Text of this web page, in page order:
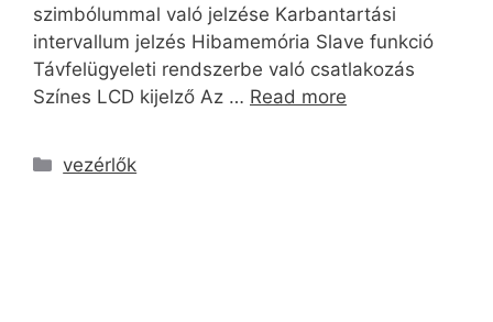
szimbólummal való jelzése Karbantartási
intervallum jelzés Hibamemória Slave funkció
Távfelügyeleti rendszerbe való csatlakozás
Színes LCD kijelző Az … Read more
vezérlők